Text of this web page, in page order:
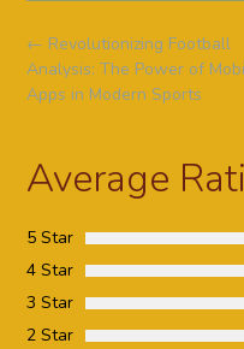
Post
navigation
← Revolutionizing Football
Analysis: The Power of
Apps in Modern Sports
Average
5 Star
4 Star
3 Star
2 Star